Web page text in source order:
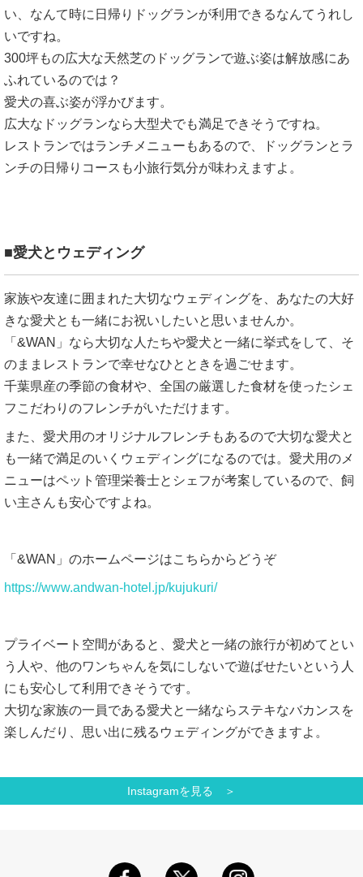
い、なんて時に日帰りドッグランが利用できるなんてうれし
いですね。
300坪もの広大な天然芝のドッグランで遊ぶ姿は解放感にあ
ふれているのでは？
愛犬の喜ぶ姿が浮かびます。
広大なドッグランなら大型犬でも満足できそうですね。
レストランではランチメニューもあるので、ドッグランとラ
ンチの日帰りコースも小旅行気分が味わえますよ。
■愛犬とウェディング
家族や友達に囲まれた大切なウェディングを、あなたの大好
きな愛犬とも一緒にお祝いしたいと思いませんか。
「&WAN」なら大切な人たちや愛犬と一緒に挙式をして、そ
のままレストランで幸せなひとときを過ごせます。
千葉県産の季節の食材や、全国の厳選した食材を使ったシェ
フこだわりのフレンチがいただけます。
また、愛犬用のオリジナルフレンチもあるので大切な愛犬と
も一緒で満足のいくウェディングになるのでは。愛犬用のメ
ニューはペット管理栄養士とシェフが考案しているので、飼
い主さんも安心ですよね。
「&WAN」のホームページはこちらからどうぞ
https://www.andwan-hotel.jp/kujukuri/
プライベート空間があると、愛犬と一緒の旅行が初めてとい
う人や、他のワンちゃんを気にしないで遊ばせたいという人
にも安心して利用できそうです。
大切な家族の一員である愛犬と一緒ならステキなバカンスを
楽しんだり、思い出に残るウェディングができますよ。
Instagramを見る ＞